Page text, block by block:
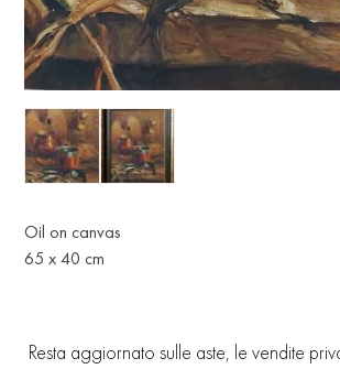
Oil on canvas
65 x 40 cm
Resta aggiornato sulle aste, le vendite